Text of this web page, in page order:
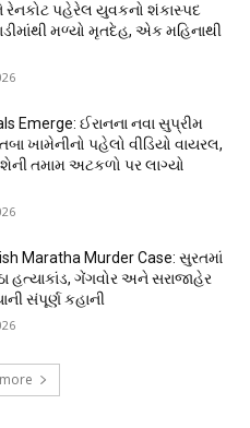
પહેરેલ યુવકનો શંકાસ્પદ
મળ્યો મૃતદેહ, એક મહિનાથી
Emerge: ઈરાનના નવા સુપ્રીમ
ખામેનીનો પહેલો વીડિયો વાયરલ,
તમામ અટકળો પર લાગ્યો
Maratha Murder Case: સુરતમાં
હત્યાકાંડ, ગેંગવોર અને સરાજાહેર
સંપૂર્ણ કહાની